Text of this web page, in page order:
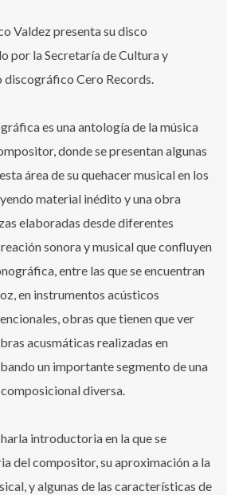
Valdez presenta su disco
por la Secretaría de Cultura y
Cero Records.
es una antología de la música
donde se presentan algunas
área de su quehacer musical en los
material inédito y una obra
elaboradas desde diferentes
sonora y musical que confluyen
entre las que se encuentran
en instrumentos acústicos
obras que tienen que ver
acusmáticas realizadas en
un importante segmento de una
diversa.
introductoria en la que se
del compositor, su aproximación a la
y algunas de las características de